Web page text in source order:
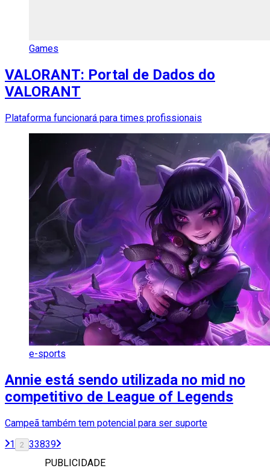
Games
VALORANT: Portal de Dados do
VALORANT
Plataforma funcionará para times profissionais
e-sports
Annie está sendo utilizada no mid no
competitivo de League of Legends
Campeã também tem potencial para ser suporte
1
2 33839
PUBLICIDADE